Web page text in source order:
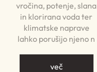
vročina, potenje, slana
in klorirana voda ter
klimatske naprave
lahko porušijo njeno n
več